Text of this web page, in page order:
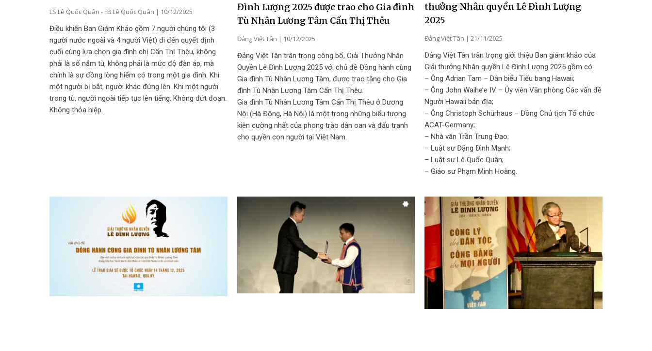
LS Lê Quốc Quân - FB Lê Quốc Quân
10/12/2025
Điều khiến Ban Giám Khảo gồm 7 người chúng tôi (3
người nước ngoài và 4 người Việt) đi đến quyết định
cuối cùng lựa chọn gia đình chị Cấn Thị Thêu, không
phải là số năm tù, không phải là mức độ đàn áp, mà
chính là sự đồng lòng hiếm có trong một gia đình. Khi
một người bị bắt, người khác đứng lên. Khi một người
trong tù, người ngoài tiếp tục lên tiếng. Không đứt đoạn.
Không thỏa hiệp.
Đình Lượng 2025 được trao cho Gia đình
Tù Nhân Lương Tâm Cấn Thị Thêu
Đảng Việt Tân
10/12/2025
Đảng Việt Tân trân trọng công bố, Giải Thưởng Nhân
Quyền Lê Đình Lượng 2025 với chủ đề Đồng hành cùng
Gia đình Tù Nhân Lương Tâm, được trao tặng cho Gia
đình Tù Nhân Lương Tâm Cấn Thị Thêu.
Gia đình Tù Nhân Lương Tâm Cấn Thị Thêu ở Dương
Nội (Hà Đông, Hà Nội) là một trong những biểu tượng
kiên cường nhất của phong trào dân oan và đấu tranh
cho quyền con người tại Việt Nam.
thưởng Nhân quyền Lê Đình Lượng
2025
Đảng Việt Tân
21/11/2025
Đảng Việt Tân trân trọng giới thiệu Ban giám khảo của
Giải thưởng Nhân quyền Lê Đình Lượng 2025 gồm có:
– Ông Adrian Tam – Dân biểu Tiểu bang Hawaii;
– Ông John Waihe’e IV – Ủy viên Văn phòng Các vấn đề
Người Hawaii bản địa;
– Ông Christoph Schürhaus – Đồng Chủ tịch Tổ chức
ACAT-Germany;
– Nhà văn Trần Trung Đạo;
– Luật sư Đặng Đình Mạnh;
– Luật sư Lê Quốc Quân;
– Giáo sư Phạm Minh Hoàng.